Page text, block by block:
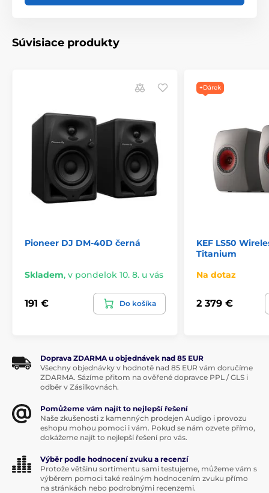
Súvisiace produkty
Pioneer DJ DM-40D černá
Skladem, v pondelok 10. 8. u vás
191 € Do košíka
+Dárek
KEF LS50
Titanium
Na dotaz
2 379 €
Doprava ZDARMA u objednávek nad 85 EUR
Všechny objednávky v hodnotě nad 85 EUR vám doručíme
ZDARMA. Sázíme přitom na ověřené dopravce PPL / GLS i
odběr v Zásilkovnách.
Pomůžeme vám najít to nejlepší řešení
Naše zkušenosti z kamenných prodejen Audigo i provozu
eshopu mohou pomoci i vám. Pokud se nám ozvete přímo,
dokážeme najít to nejlepší řešení pro vás.
Výběr podle hodnocení zvuku a recenzí
Protože většinu sortimentu sami testujeme, můžeme vám s
výběrem pomoci také reálným hodnocením zvuku přímo
na stránkách nebo podrobnými recenzemi.